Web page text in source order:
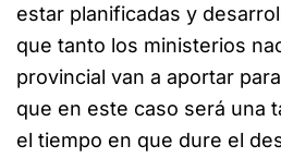
estar planificadas y
que tanto los ministerios
provincial van a aportar
que en este caso será una
el tiempo en que dure el